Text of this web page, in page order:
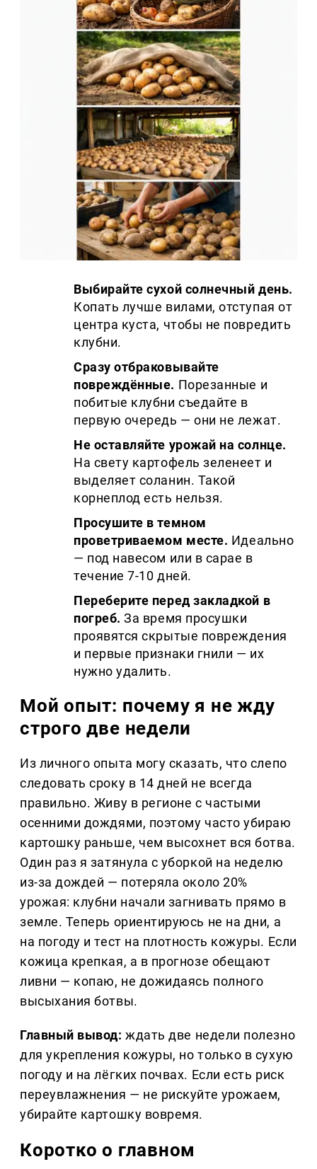
Выбирайте сухой солнечный день.
Копать лучше вилами, отступая от
центра куста, чтобы не повредить
клубни.
Сразу отбраковывайте
повреждённые. Порезанные и
побитые клубни съедайте в
первую очередь — они не лежат.
Не оставляйте урожай на солнце.
На свету картофель зеленеет и
выделяет соланин. Такой
корнеплод есть нельзя.
Просушите в темном
проветриваемом месте. Идеально
— под навесом или в сарае в
течение 7-10 дней.
Переберите перед закладкой в
погреб. За время просушки
проявятся скрытые повреждения
и первые признаки гнили — их
нужно удалить.
Мой опыт: почему я не жду
строго две недели
Из личного опыта могу сказать, что слепо
следовать сроку в 14 дней не всегда
правильно. Живу в регионе с частыми
осенними дождями, поэтому часто убираю
картошку раньше, чем высохнет вся ботва.
Один раз я затянула с уборкой на неделю
из-за дождей — потеряла около 20%
урожая: клубни начали загнивать прямо в
земле. Теперь ориентируюсь не на дни, а
на погоду и тест на плотность кожуры. Если
кожица крепкая, а в прогнозе обещают
ливни — копаю, не дожидаясь полного
высыхания ботвы.
Главный вывод: ждать две недели полезно
для укрепления кожуры, но только в сухую
погоду и на лёгких почвах. Если есть риск
переувлажнения — не рискуйте урожаем,
убирайте картошку вовремя.
Коротко о главном